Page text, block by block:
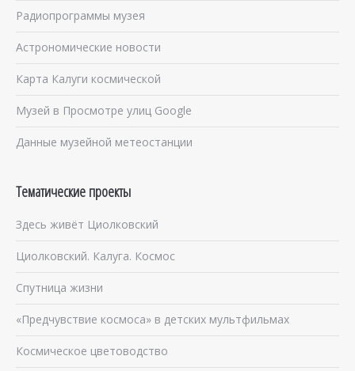
Радиопрограммы музея
Астрономические новости
Карта Калуги космической
Музей в Просмотре улиц Google
Данные музейной метеостанции
Тематические проекты
Здесь живёт Циолковский
Циолковский. Калуга. Космос
Спутница жизни
«Предчувствие космоса» в детских мультфильмах
Космическое цветоводство